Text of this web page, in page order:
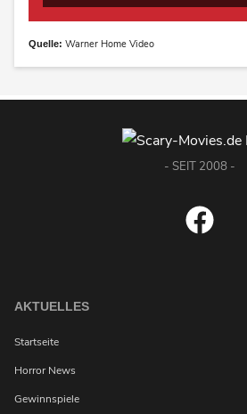
Quelle: Warner Home Video
- SEIT 2008 -
AKTUELLES
Startseite
Horror News
Gewinnspiele